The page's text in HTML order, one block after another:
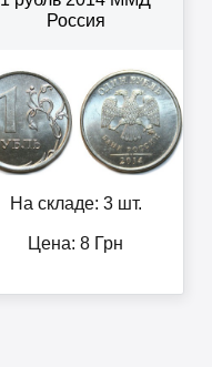
Россия
На складе: 3 шт.
Цена: 8 Грн